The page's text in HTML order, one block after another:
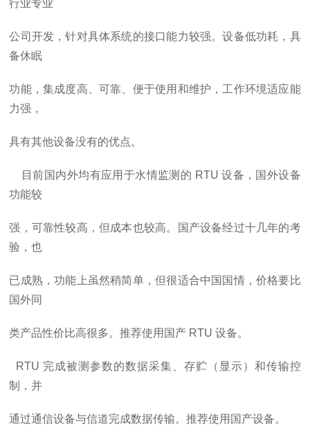
行业专业
公司开发，针对具体系统的接口能力较强。设备低功耗，具
备休眠
功能，集成度高、可靠、便于使用和维护，工作环境适应能
力强，
具有其他设备没有的优点。
目前国内外均有应用于水情监测的 RTU设备，国外设备
功能较
强，可靠性较高，但成本也较高。国产设备经过十几年的考
验，也
已成熟，功能上虽然稍简单，但很适合中国国情，价格要比
国外同
类产品性价比高很多。推荐使用国产 RTU设备。
RTU 完成被测参数的数据采集、存贮（显示）和传输控
制，并
通过通信设备与信道完成数据传输。推荐使用国产设备。